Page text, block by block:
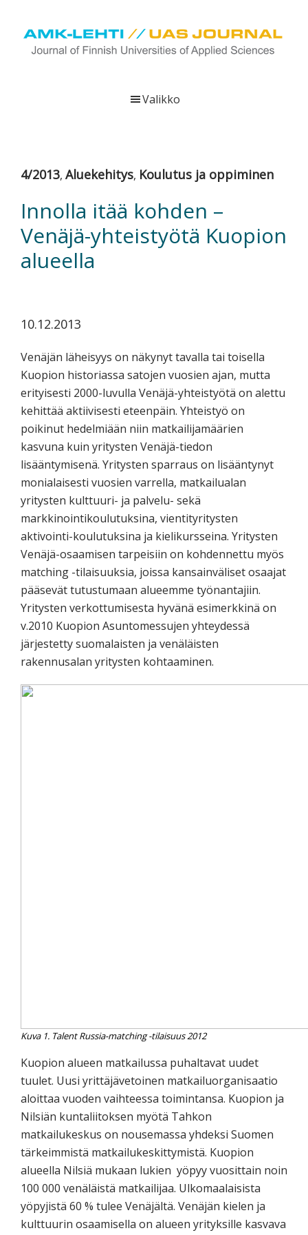
Hyppää
pääsisältöön
Hyppää
ensisijaiseen
Hyppää
alatunnisteeseen
viestittää
tutkimus-,
kehittämis-
innovaatiotoiminnasta
koskevasta
kaikille
kiinnostuneille.
Valikko
4/2013, Aluekehitys, Koulutus ja oppiminen
Innolla itää kohden –
Venäjä-yhteistyötä Kuopion
alueella
10.12.2013
Venäjän läheisyys on näkynyt tavalla tai toisella
Kuopion historiassa satojen vuosien ajan, mutta
erityisesti 2000-luvulla Venäjä-yhteistyötä on alettu
kehittää aktiivisesti eteenpäin. Yhteistyö on
poikinut hedelmiään niin matkailijamäärien
kasvuna kuin yritysten Venäjä-tiedon
lisääntymisenä. Yritysten sparraus on lisääntynyt
monialaisesti vuosien varrella, matkailualan
yritysten kulttuuri- ja palvelu- sekä
markkinointikoulutuksina, vientityritysten
aktivointi-koulutuksina ja kielikursseina. Yritysten
Venäjä-osaamisen tarpeisiin on kohdennettu myös
matching -tilaisuuksia, joissa kansainväliset osaajat
pääsevät tutustumaan alueemme työnantajiin.
Yritysten verkottumisesta hyvänä esimerkkinä on
v.2010 Kuopion Asuntomessujen yhteydessä
järjestetty suomalaisten ja venäläisten
rakennusalan yritysten kohtaaminen.
Kuva 1. Talent Russia-matching -tilaisuus 2012
Kuopion alueen matkailussa puhaltavat uudet
tuulet. Uusi yrittäjävetoinen matkailuorganisaatio
aloittaa vuoden vaihteessa toimintansa. Kuopion ja
Nilsiän kuntaliitoksen myötä Tahkon
matkailukeskus on nousemassa yhdeksi Suomen
tärkeimmistä matkailukeskittymistä. Kuopion
alueella Nilsiä mukaan lukien yöpyy vuosittain noin
100 000 venäläistä matkailijaa. Ulkomaalaisista
yöpyjistä 60 % tulee Venäjältä. Venäjän kielen ja
kulttuurin osaamisella on alueen yrityksille kasvava